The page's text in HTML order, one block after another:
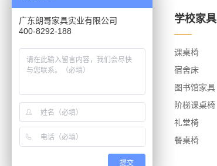
关于朗哥
荣誉资质
办公环境
学校家具
课桌椅
宿舍床
图书馆家具
阶梯课桌椅
礼堂椅
餐桌椅
广东朗哥家具实业有限公司
400-8292-188
提交